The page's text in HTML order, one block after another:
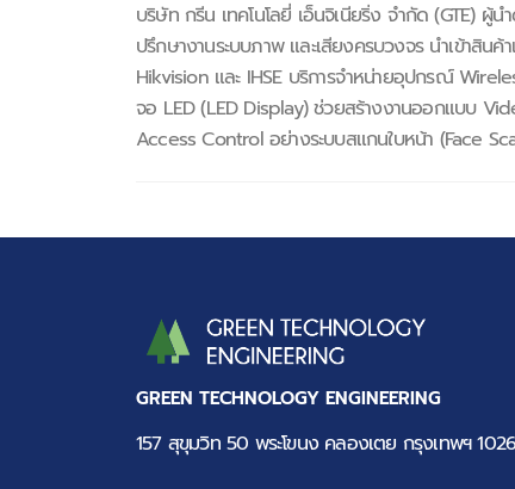
บริษัท กรีน เทคโนโลยี่ เอ็นจิเนียริ่ง จำกัด (GTE)
ปรึกษางานระบบภาพ และเสียงครบวงจร นำเข้าสิน
Hikvision และ IHSE บริการจำหน่ายอุปกรณ์
จอ LED (LED Display) ช่วยสร้างงานออกแบบ
Access Control อย่างระบบสแกนใบหน้า (Face
GREEN TECHNOLOGY ENGINEERING
157 สุขุมวิท 50 พระโขนง คลองเตย กรุงเทพฯ